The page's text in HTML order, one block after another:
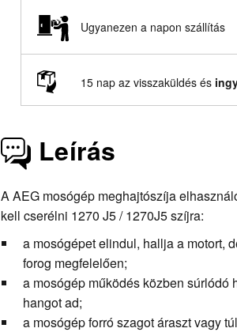
Ugyanezen a napon szállítás
15 nap az visszaküldés és
Leírás
A AEG mosógép meghajtószíja
kell cserélni 1270 J5 / 1270J5 szíjra:
a mosógépet elindul, hallja a motort,
forog megfelelően;
a mosógép működés közben súrlódó
hangot ad;
a mosógép forró szagot áraszt vagy